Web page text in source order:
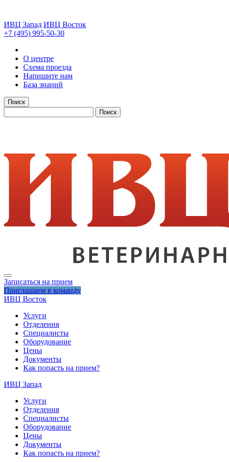
ИВЦ Запад ИВЦ Восток
+7 (495) 995-50-30
О центре
Схема проезда
Напишите нам
База знаний
Поиск
Поиск
Записаться на прием
Приглашаем в команду
ИВЦ Восток
Услуги
Отделения
Специалисты
Оборудование
Цены
Документы
Как попасть на прием?
ИВЦ Запад
Услуги
Отделения
Специалисты
Оборудование
Цены
Документы
Как попасть на прием?